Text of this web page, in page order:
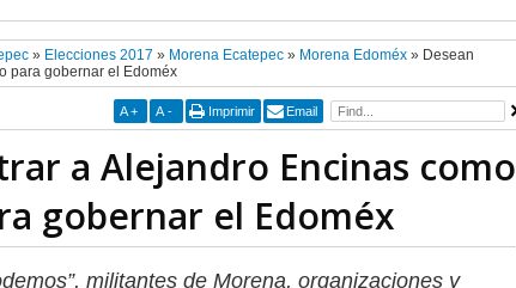
» Elecciones 2017 » Morena Ecatepec» Morena Edoméx» Desean
para gobernar el Edoméx
A + A - Imprimir Email
a Alejandro Encinas como
gobernar el Edoméx
militantes de Morena, organizaciones y